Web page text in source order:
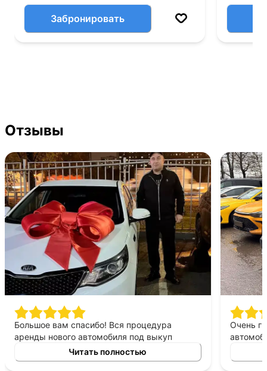
Забронировать
Отзывы
Большое вам спасибо! Вся процедура
аренды нового автомобиля под выкуп
заняла очень мало времени. Менеджер
помог с документами на всех стадиях
Читать полностью
Очень